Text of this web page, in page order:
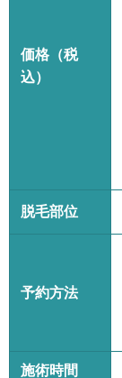
価格（税
込）
脱毛部位
予約方法
施術時間